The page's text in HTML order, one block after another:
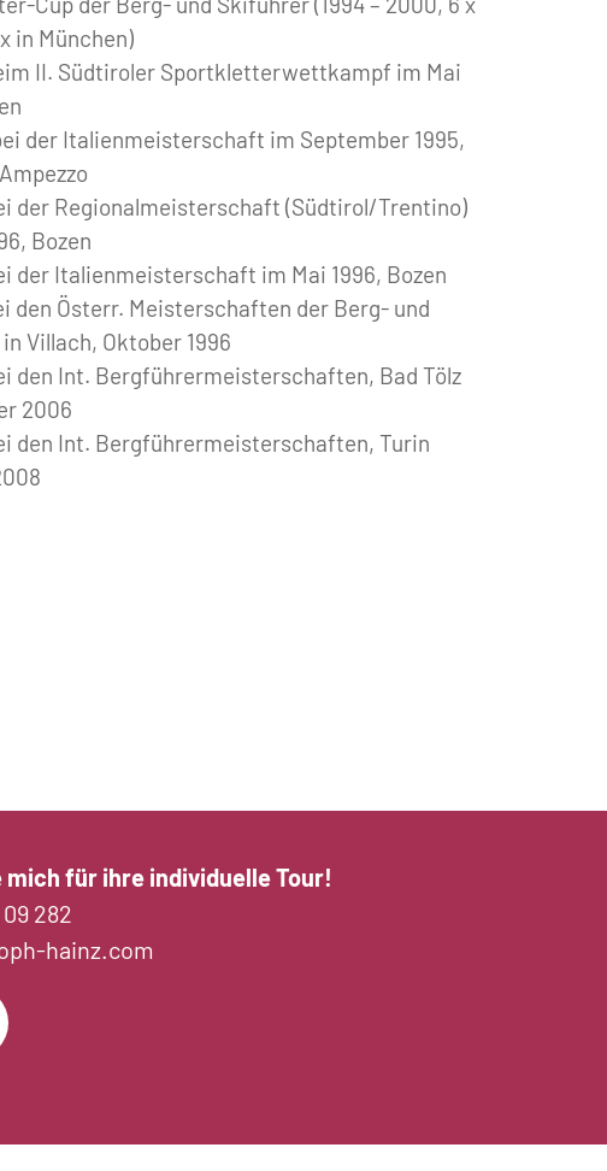
in München)
II. Südtiroler Sportkletterwettkampf im Mai
der Italienmeisterschaft im September 1995,
der Regionalmeisterschaft (Südtirol/Trentino)
Bozen
der Italienmeisterschaft im Mai 1996, Bozen
den Österr. Meisterschaften der Berg- und
Villach, Oktober 1996
den Int. Bergführermeisterschaften, Bad Tölz
2006
den Int. Bergführermeisterschaften, Turin
für ihre individuelle Tour!
282
hainz.com